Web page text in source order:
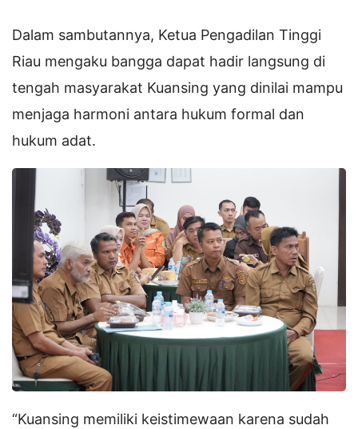
Dalam sambutannya, Ketua Pengadilan Tinggi
Riau mengaku bangga dapat hadir langsung di
tengah masyarakat Kuansing yang dinilai mampu
menjaga harmoni antara hukum formal dan
hukum adat.
“Kuansing memiliki keistimewaan karena sudah